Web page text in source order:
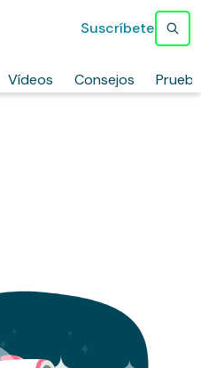
Vídeos Consejos
Suscríbete